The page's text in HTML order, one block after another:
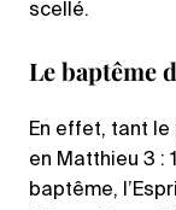
scellé.
Le baptême
En effet, tant le
en Matthieu 3 :
baptême,